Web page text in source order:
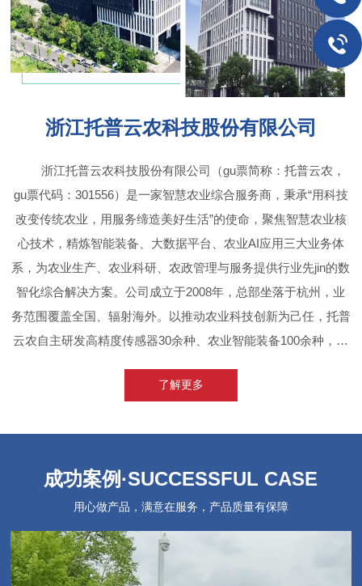
浙江托普云农科技股份有限公司
浙江托普云农科技股份有限公司（gu票简称：托普云农，
gu票代码：301556）是一家智慧农业综合服务商，秉承“用科技
改变传统农业，用服务缔造美好生活”的使命，聚焦智慧农业核
心技术，精炼智能装备、大数据平台、农业AI应用三大业务体
系，为农业生产、农业科研、农政管理与服务提供行业先jin的数
智化综合解决方案。公司成立于2008年，总部坐落于杭州，业
务范围覆盖全国、辐射海外。以推动农业科技创新为己任，托普
云农自主研发高精度传感器30余种、农业智能装备100余种，服
了解更多
成功案例·SUCCESSFUL CASE
用心做产品，满意在服务，产品质量有保障